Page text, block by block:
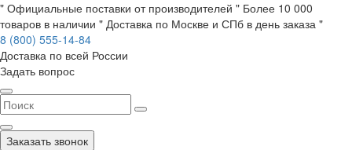
" Официальные поставки от производителей " Более 10 000
товаров в наличии " Доставка по Москве и СПб в день заказа "
8 (800) 555-14-84
Доставка по всей России
Задать вопрос
Заказать звонок